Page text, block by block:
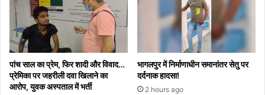
हटाया
पांच साल का प्रेम, फिर शादी और विवाद…
प्रेमिका पर जहरीली दवा खिलाने का
आरोप, युवक अस्पताल में भर्ती
भागलपुर में निर्माणाधीन समानांतर सेतु पर
दर्दनाक हादसा!
2 hours ago